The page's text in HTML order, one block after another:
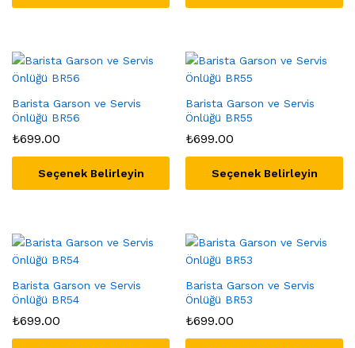
Barista Garson ve Servis
Önlüğü BR56
₺699.00
Seçenek Belirleyin
Barista Garson ve Servis
Önlüğü BR55
₺699.00
Seçenek Belirleyin
Barista Garson ve Servis
Önlüğü BR54
₺699.00
Barista Garson ve Servis
Önlüğü BR53
₺699.00